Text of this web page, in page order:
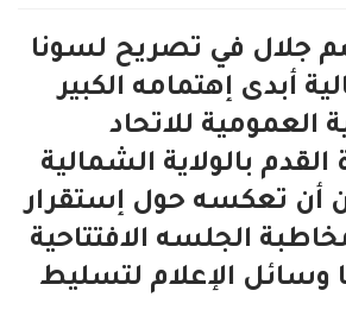
جلال في تصريح لسونا
أبدى إهتمامه الكبير
العمومية للاتحاد
بالولاية الشمالية
أن تعكسه حول إستقرار
الجلسه الافتتاحية
وسائل الإعلام لتسليط